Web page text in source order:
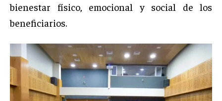
bienestar físico, emocional y social de los
beneficiarios.